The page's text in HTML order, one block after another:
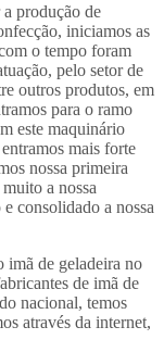
produção de
iniciamos as
o tempo foram
pelo setor de
outros produtos, em
para o ramo
este maquinário
mais forte
nossa primeira
a nossa
consolidado a nossa
imã de geladeira no
de imã de
nacional, temos
através da internet,